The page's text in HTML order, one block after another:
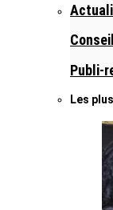
Publi-
Les